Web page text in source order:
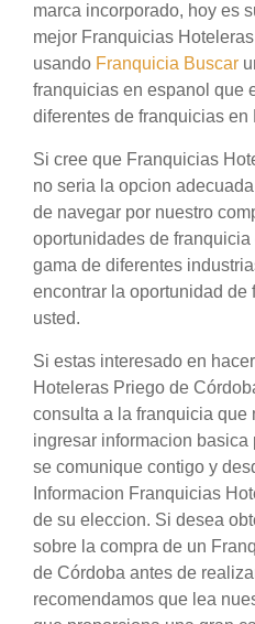
marca incorporado, hoy es
mejor Franquicias
usando Franquicia Buscar
franquicias en espanol que
diferentes de franquicias en
Si cree que Franquicias
no seria la opcion
de navegar por nuestro
oportunidades de
gama de diferentes
encontrar la oportunidad de
usted.
Si estas interesado en
Hoteleras Priego de
consulta a la franquicia que
ingresar informacion
se comunique contigo y
Informacion Franquicias
de su eleccion. Si desea
sobre la compra de un
de Córdoba antes de
recomendamos que lea